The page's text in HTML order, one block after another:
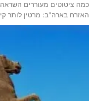
כמה ציטוטים מעוררים השראה
האזרח בארה"ב: מרטין לותר